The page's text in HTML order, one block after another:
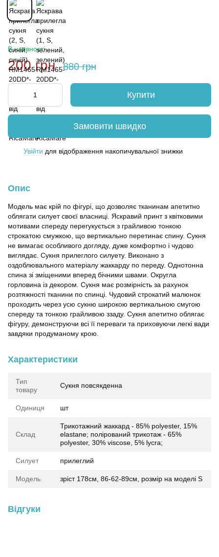
В наявності
200 грн 880 грн
Купити
Замовити швидко
Увійти для відображення накопичувальної знижки
Опис
Модель має крій по фігурі, що дозволяє тканинам апетитно
облягати силует своєї власниці. Яскравий принт з квітковими
мотивами спереду перегукується з грайливою тонкою
строкатою смужкою, що вертикально перетинає спину. Сукня
не вимагає особливого догляду, дуже комфортно і чудово
виглядає. Сукня прилеглого силуету. Виконано з
оздоблювального матеріалу жаккарду по переду. Однотонна
спина зі зміщеними вперед бічними швами. Округла
горловина із декором. Сукня має розмірність за рахунок
розтяжності тканини по спинці. Чудовий строкатий малюнок
проходить через усю сукню широкою вертикальною смугою
спереду та тонкою грайливою ззаду. Сукня апетитно облягає
фігуру, демонструючи всі її переваги та приховуючи легкі вади
завдяки продуманому крою.
Характеристики
Тип
товару
Сукня повсякденна
Одиниця шт
Склад
Трикотажний жаккард - 85% polyester, 15%
elastane; полірований трикотаж - 65%
polyester, 30% viscose, 5% lycra;
Силует прилеглий
Модель зріст 178см, 86-62-89см, розмір на моделі S
Відгуки